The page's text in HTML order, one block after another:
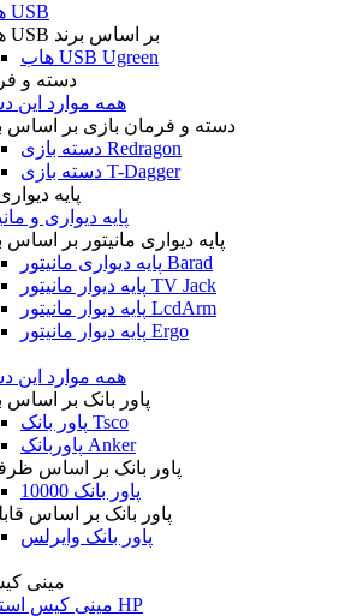
هاب USB
هاب USB بر اساس برند
هاب USB Ugreen
دسته و
همه موارد این
دسته و فرمان بازی بر اساس
دسته بازی Redragon
دسته بازی T-Dagger
پایه
پایه دیواری و
پایه دیواری مانیتور بر اساس
پایه دیواری مانیتور Barad
پایه دیوار مانیتور TV Jack
پایه دیوار مانیتور LcdArm
پایه دیوار مانیتور Ergo
همه موارد این
پاور بانک بر اساس
پاور بانک Tsco
پاوربانک Anker
پاور بانک بر اساس
پاور بانک 10000
پاور بانک بر اساس
پاور بانک وایرلس
مینی
مینی کیس استوک HP